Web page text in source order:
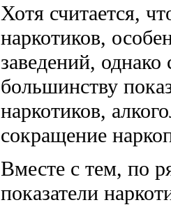
Хотя считается,
наркотиков,
заведений,
большинству
наркотиков,
сокращение
Вместе с тем, по
показатели